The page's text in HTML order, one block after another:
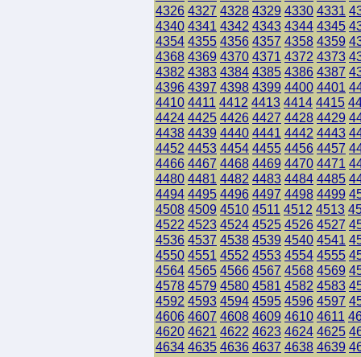
4326 4327 4328 4329 4330 4331
4340 4341 4342 4343 4344 4345
4354 4355 4356 4357 4358 4359
4368 4369 4370 4371 4372 4373
4382 4383 4384 4385 4386 4387
4396 4397 4398 4399 4400 4401
4410 4411 4412 4413 4414 4415
4424 4425 4426 4427 4428 4429
4438 4439 4440 4441 4442 4443
4452 4453 4454 4455 4456 4457
4466 4467 4468 4469 4470 4471
4480 4481 4482 4483 4484 4485
4494 4495 4496 4497 4498 4499
4508 4509 4510 4511 4512 4513
4522 4523 4524 4525 4526 4527
4536 4537 4538 4539 4540 4541
4550 4551 4552 4553 4554 4555
4564 4565 4566 4567 4568 4569
4578 4579 4580 4581 4582 4583
4592 4593 4594 4595 4596 4597
4606 4607 4608 4609 4610 4611
4620 4621 4622 4623 4624 4625
4634 4635 4636 4637 4638 4639